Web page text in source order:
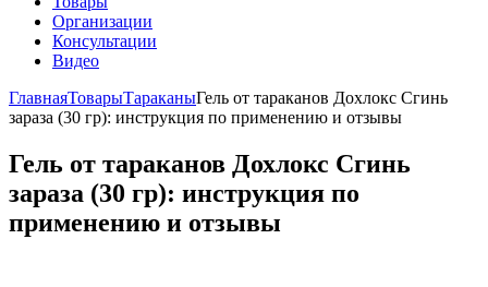
Организации
Консультации
Видео
ГлавнаяТоварыТараканыГель от тараканов Дохлокс Сгинь
зараза (30 гр): инструкция по применению и отзывы
Гель от тараканов Дохлокс Сгинь
зараза (30 гр): инструкция по
применению и отзывы